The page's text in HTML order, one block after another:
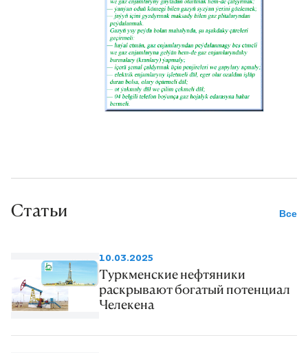
Статьи Все
10.03.2025
Туркменские нефтяники
раскрывают богатый потенциал
Челекена